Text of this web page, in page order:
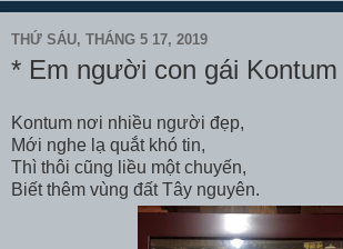
THỨ SÁU, THÁNG 5 17, 2019
* Em người con gái Kontum
Kontum nơi nhiều người đẹp,
Mới nghe lạ quắt khó tin,
Thì thôi cũng liều một chuyến,
Biết thêm vùng đất Tây nguyên.